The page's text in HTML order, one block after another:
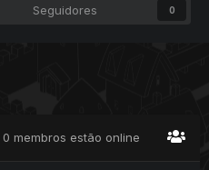
Seguidores 0
0 membros estão online